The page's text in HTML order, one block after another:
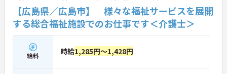
【広島県／広島市】 様々な福祉サービスを展開
する総合福祉施設でのお仕事です＜介護士＞
給料 時給1,285円～1,428円